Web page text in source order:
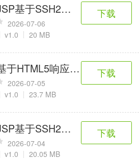
基于SSH2图书管理系统
2026-07-06
v1.0 20 MB
下载
于HTML5响应式框架
2026-07-05
v1.0 23.7 MB
下载
基于SSH2通讯录管理系统
2026-07-04
v1.0 20.05 MB
下载